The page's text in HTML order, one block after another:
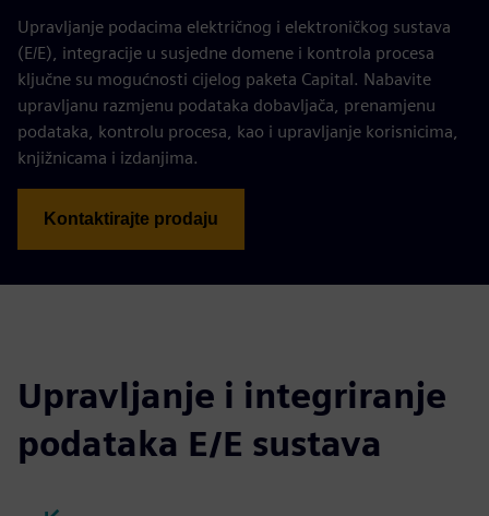
Upravljanje podacima električnog i elektroničkog sustava
(E/E), integracije u susjedne domene i kontrola procesa
ključne su mogućnosti cijelog paketa Capital. Nabavite
upravljanu razmjenu podataka dobavljača, prenamjenu
podataka, kontrolu procesa, kao i upravljanje korisnicima,
knjižnicama i izdanjima.
Kontaktirajte prodaju
Upravljanje i integriranje
podataka E/E sustava